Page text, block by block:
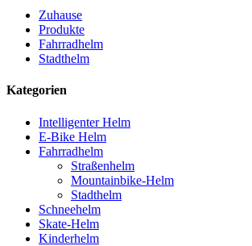
Zuhause
Produkte
Fahrradhelm
Stadthelm
Kategorien
Intelligenter Helm
E-Bike Helm
Fahrradhelm
Straßenhelm
Mountainbike-Helm
Stadthelm
Schneehelm
Skate-Helm
Kinderhelm